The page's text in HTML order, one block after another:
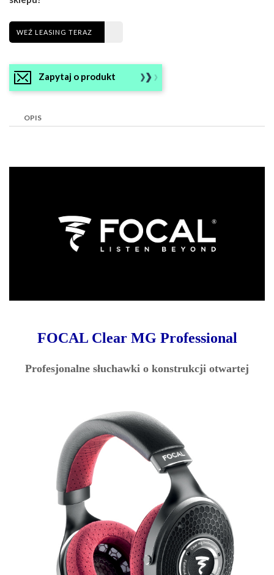
WEŹ LEASING TERAZ
Zapytaj o produkt
OPIS
FOCAL Clear MG Professional
Profesjonalne słuchawki o konstrukcji otwartej